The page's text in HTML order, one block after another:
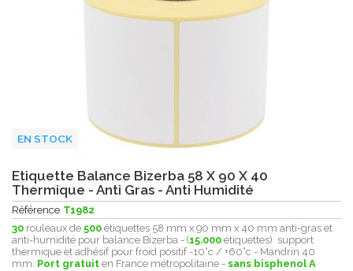
EN STOCK
Etiquette Balance Bizerba 58 X 90 X 40
Thermique - Anti Gras - Anti Humidité
Référence T1982
30 rouleaux de 500 étiquettes 58 mm x 90 mm x 40 mm anti-gras et
anti-humidité pour balance Bizerba - (15.000 étiquettes) support
thermique et adhésif pour froid positif -10°c / +60°c - Mandrin 40
mm. Port gratuit en France métropolitaine - sans bisphenol A